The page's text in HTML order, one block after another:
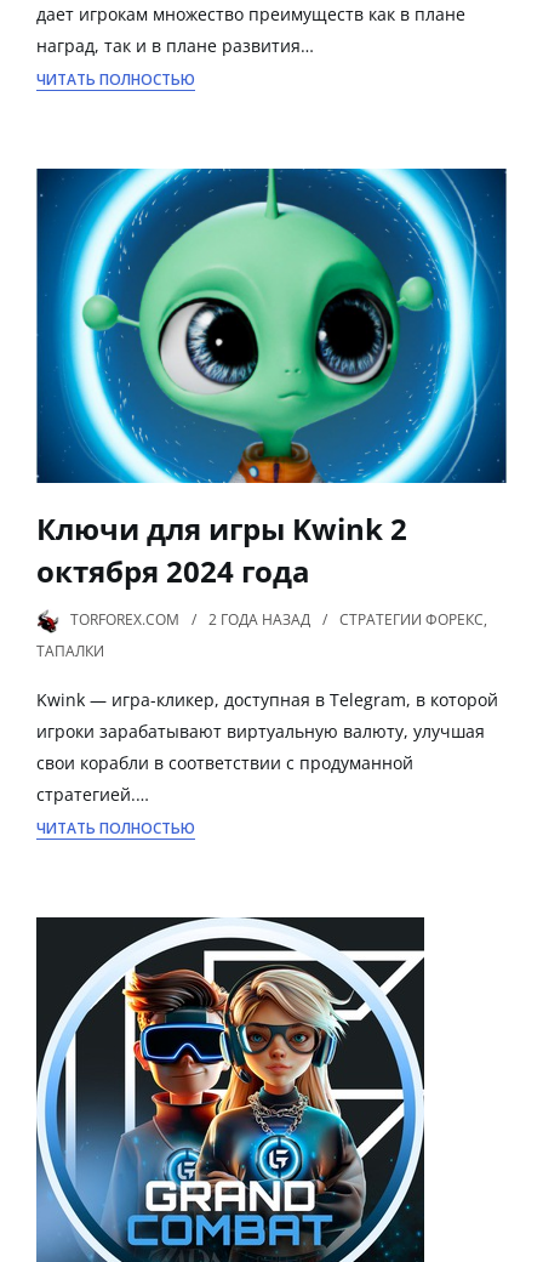
дает игрокам множество преимуществ как в плане
наград, так и в плане развития…
ЧИТАТЬ ПОЛНОСТЬЮ
Ключи для игры Kwink 2
октября 2024 года
TORFOREX.COM 2 ГОДА НАЗАД СТРАТЕГИИ ФОРЕКС,
ТАПАЛКИ
Kwink — игра-кликер, доступная в Telegram, в которой
игроки зарабатывают виртуальную валюту, улучшая
свои корабли в соответствии с продуманной
стратегией.…
ЧИТАТЬ ПОЛНОСТЬЮ